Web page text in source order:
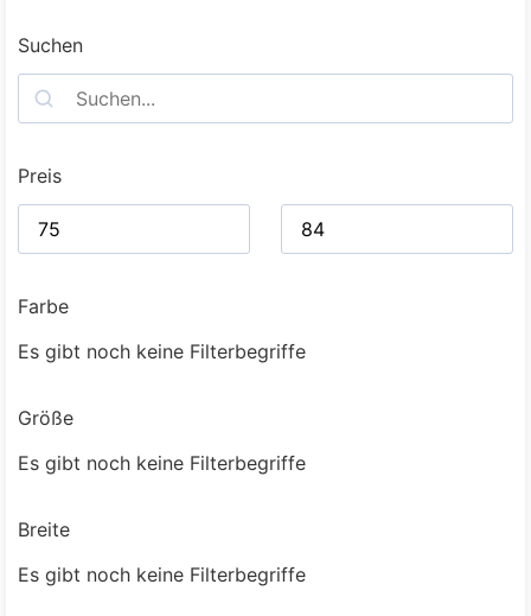
Suchen
Preis
Farbe
Es gibt noch keine Filterbegriffe
Größe
Es gibt noch keine Filterbegriffe
Breite
Es gibt noch keine Filterbegriffe